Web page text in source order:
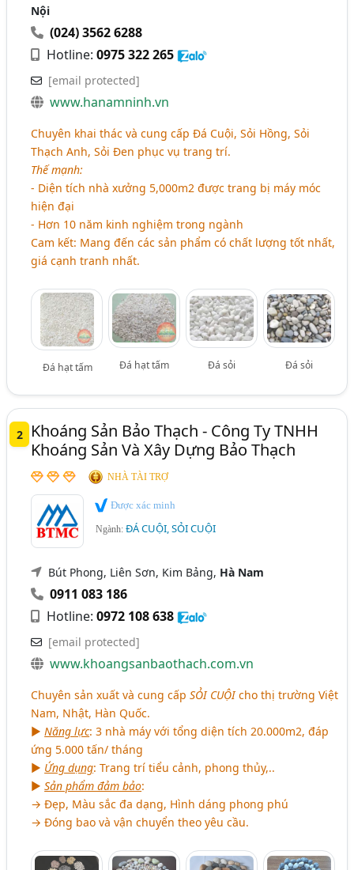
Nội
(024) 3562 6288
Hotline:0975 322 265
[email protected]
www.hanamninh.vn
Chuyên khai thác và cung cấp Đá Cuội, Sỏi Hồng, Sỏi
Thạch Anh, Sỏi Đen phục vụ trang trí.
Thế mạnh:
- Diện tích nhà xưởng 5,000m2 được trang bị máy móc
hiện đại
- Hơn 10 năm kinh nghiệm trong ngành
Cam kết: Mang đến các sản phẩm có chất lượng tốt nhất,
giá cạnh tranh nhất.
Đá hạt tấm Đá hạt tấm Đá sỏi Đá sỏi
2
Khoáng Sản Bảo Thạch - Công Ty TNHH
Khoáng Sản Và Xây Dựng Bảo Thạch
NHÀ TÀI TRỢ
Được xác minh
Ngành:ĐÁ CUỘI, SỎI CUỘI
Bút Phong, Liên Sơn, Kim Bảng, Hà Nam
0911 083 186
Hotline:0972 108 638
[email protected]
www.khoangsanbaothach.com.vn
Chuyên sản xuất và cung cấpSỎI CUỘIcho thị trường Việt
Nam, Nhật, Hàn Quốc.
►Năng lực: 3 nhà máy với tổng diện tích 20.000m2, đáp
ứng 5.000 tấn/ tháng
► Ứng dụng: Trang trí tiểu cảnh, phong thủy,..
►Sản phẩm đảm bảo:
→ Đẹp, Màu sắc đa dạng, Hình dáng phong phú
→ Đóng bao và vận chuyển theo yêu cầu.